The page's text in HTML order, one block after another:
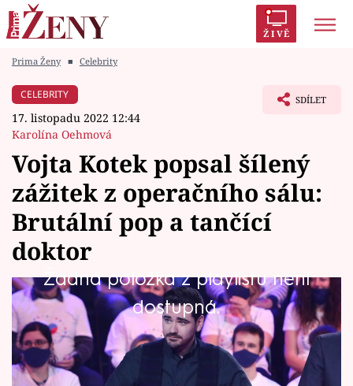
ŽIVĚ
Módní alarm
Témata
Celebrity
Vztahy
Seriály
Horoskopy
Prima Ženy ■ Celebrity
CELEBRITY
17. listopadu 2022 12:44
Karolína Oehmová
SDÍLET
Vojta Kotek popsal šílený
zážitek z operačního sálu:
Brutální pop a tančící
doktor
Žádná položka z playlistu není
dostupná.
Známý herec, režisér, ale také kapitán bílého
týmu populární soutěžní show, prozradil svůj
zážitek z operace slepého střeva. I když se
tomu Vojtěch Kotek (34) dnes směje, tenkrát